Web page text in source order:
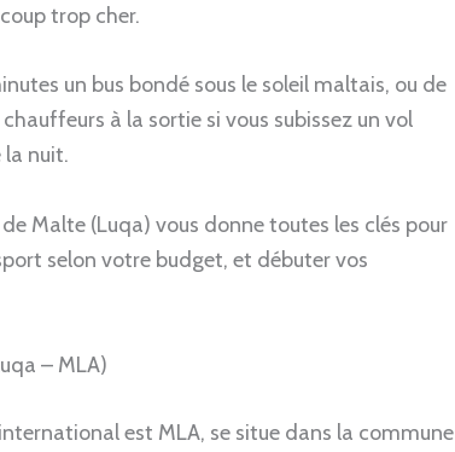
trop cher.
un bus bondé sous le soleil maltais, ou de
à la sortie si vous subissez un vol
la nuit.
Malte (Luqa) vous donne toutes les clés pour
selon votre budget, et débuter vos
– MLA)
est MLA, se situe dans la commune